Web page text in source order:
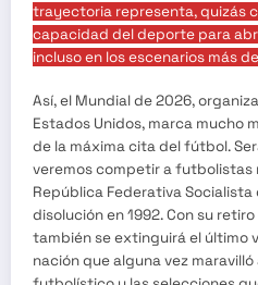
trayectoria representa, quizás
capacidad del deporte para
incluso en los escenarios más
Así, el Mundial de 2026,
Estados Unidos, marca mucho
de la máxima cita del fútbol.
veremos competir a futbolistas
República Federativa Socialista
disolución en 1992. Con su
también se extinguirá el último
nación que alguna vez